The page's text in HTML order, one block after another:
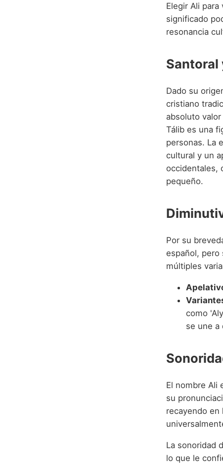
Elegir Ali
significado
resonancia
Santoral
Dado su
cristiano
absoluto
Tálib es una
personas. La
cultural y un
occidentales,
pequeño.
Por su
español, pero
múltiples
como
se une a
El nombre Ali
su
recayendo en
La sonoridad
lo que le